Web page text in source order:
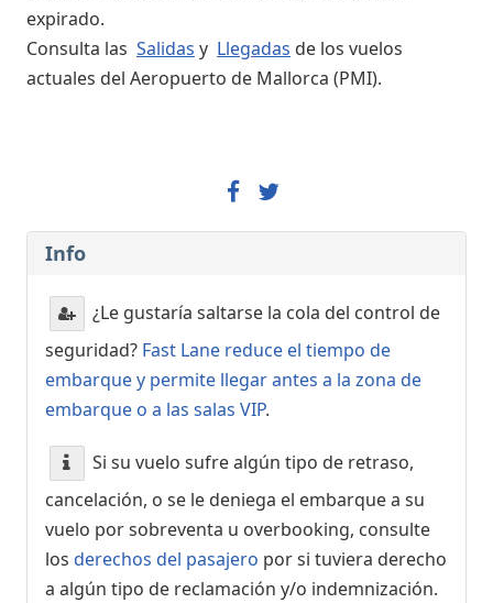
expirado.
Consulta las Salidas y Llegadas de los vuelos
actuales del Aeropuerto de Mallorca (PMI).
Info
¿Le gustaría saltarse la cola del control de
seguridad? Fast Lane reduce el tiempo de
embarque y permite llegar antes a la zona de
embarque o a las salas VIP.
Si su vuelo sufre algún tipo de retraso,
cancelación, o se le deniega el embarque a su
vuelo por sobreventa u overbooking, consulte
los derechos del pasajero por si tuviera derecho
a algún tipo de reclamación y/o indemnización.